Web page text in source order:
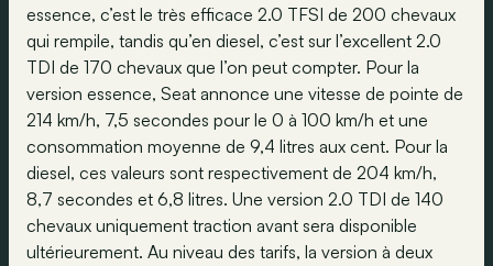
essence, c’est le très efficace 2.0 TFSI de 200 chevaux
qui rempile, tandis qu’en diesel, c’est sur l’excellent 2.0
TDI de 170 chevaux que l’on peut compter. Pour la
version essence, Seat annonce une vitesse de pointe de
214 km/h, 7,5 secondes pour le 0 à 100 km/h et une
consommation moyenne de 9,4 litres aux cent. Pour la
diesel, ces valeurs sont respectivement de 204 km/h,
8,7 secondes et 6,8 litres. Une version 2.0 TDI de 140
chevaux uniquement traction avant sera disponible
ultérieurement. Au niveau des tarifs, la version à deux